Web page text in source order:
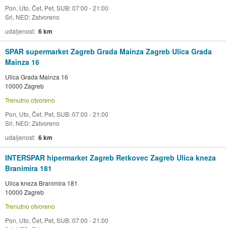
Pon, Uto, Čet, Pet, SUB: 07:00 - 21:00
Sri, NED: Zatvoreno
udaljenost 6 km
SPAR supermarket Zagreb Grada Mainza Zagreb Ulica Grada
Mainza 16
Ulica Grada Mainza 16
10000 Zagreb
Trenutno otvoreno
Pon, Uto, Čet, Pet, SUB: 07:00 - 21:00
Sri, NED: Zatvoreno
udaljenost 6 km
INTERSPAR hipermarket Zagreb Retkovec Zagreb Ulica kneza
Branimira 181
Ulica kneza Branimira 181
10000 Zagreb
Trenutno otvoreno
Pon, Uto, Čet, Pet, SUB: 07:00 - 21:00